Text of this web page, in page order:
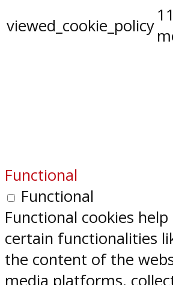
viewed_cookie_policy
11
Functional
Functional
Functional cookies
certain functionalities
the content of the
media platforms,